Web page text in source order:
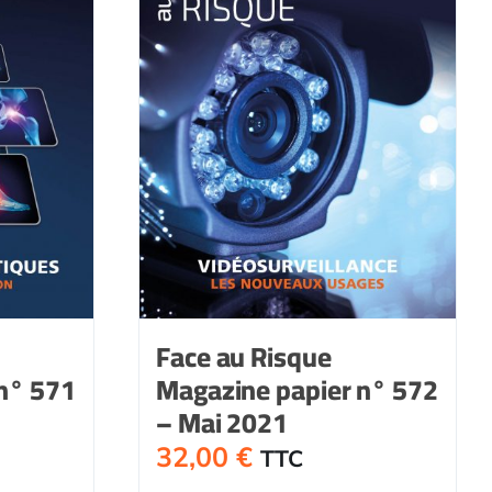
571
Face au Risque
Magazine papier n° 572
– Mai 2021
32,00 € TTC